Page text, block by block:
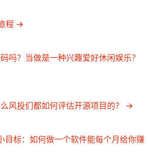
程
吗？当做是一种兴趣爱好休闲娱乐？
风投们都如何评估开源项目的？
标：如何做一个软件能每个月给你赚